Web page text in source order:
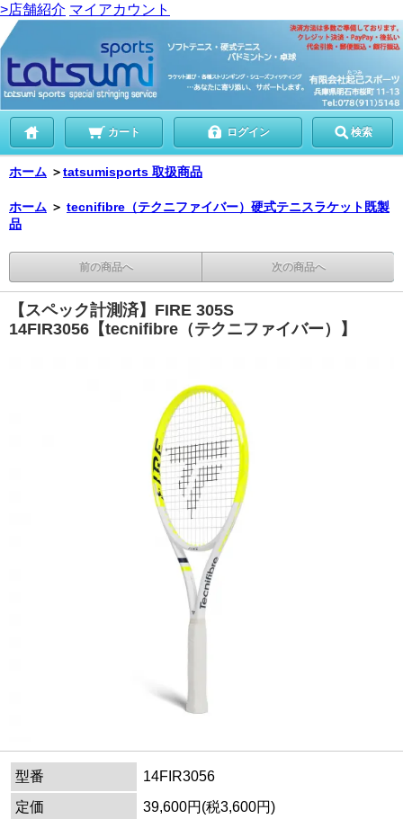
>店舗紹介 マイアカウント
カート ログイン 検索
ホーム ＞tatsumisports 取扱商品
ホーム ＞ tecnifibre（テクニファイバー）硬式テニスラケット既製
品
前の商品へ 次の商品へ
【スペック計測済】FIRE 305S
14FIR3056【tecnifibre（テクニファイバー）】
型番
14FIR3056
定価
39,600円(税3,600円)